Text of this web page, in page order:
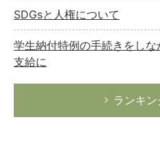
SDGsと人権について
学生納付特例の手続きをし
支給に
ランキ